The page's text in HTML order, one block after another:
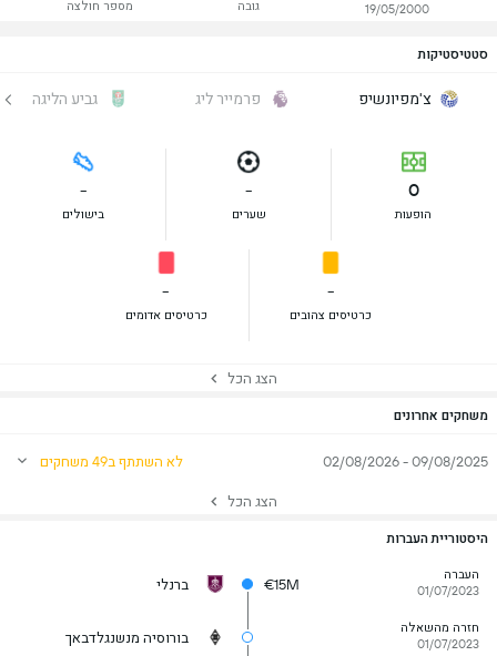
19/05/2000 גובה מספר חולצה
סטטיסטיקות
צ'מפיונשיפ פרמייר ליג גביע הליגה
0
הופעות
-
שערים
-
בישולים
-
כרטיסים צהובים
-
כרטיסים אדומים
הצג הכל
משחקים אחרונים
09/08/2025 - 02/08/2026 לא השתתף ב49 משחקים
הצג הכל
היסטוריית העברות
העברה
01/07/2023
€15M ברנלי
חזרה מהשאלה
01/07/2023
בורוסיה מנשנגלדבאך